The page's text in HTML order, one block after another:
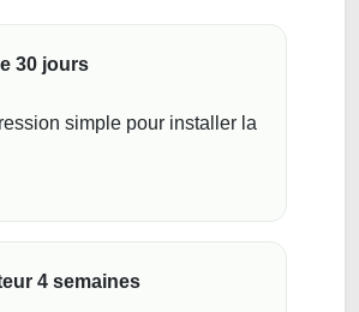
30 jours
simple pour installer la
4 semaines